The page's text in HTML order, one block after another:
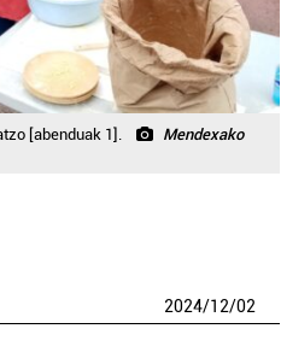
[abenduak 1].
Mendexako
2024/12/02